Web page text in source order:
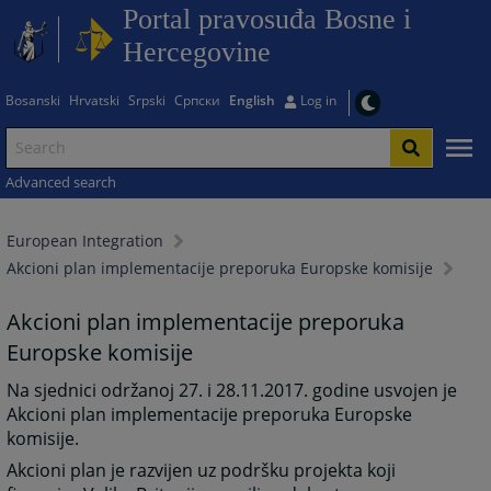
Portal pravosuđa Bosne i
Hercegovine
Bosanski Hrvatski Srpski Српски English Log in
Advanced search
European Integration
Akcioni plan implementacije preporuka Europske komisije
Akcioni plan implementacije preporuka
Europske komisije
Na sjednici održanoj 27. i 28.11.2017. godine usvojen je
Akcioni plan implementacije preporuka Europske
komisije.
Akcioni plan je razvijen uz podršku projekta koji